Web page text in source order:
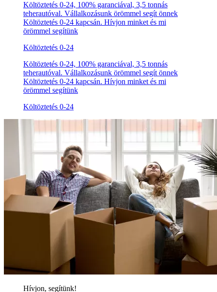
Költöztetés 0-24, 100% garanciával, 3,5 tonnás
teherautóval. Vállalkozásunk örömmel segít önnek
Költöztetés 0-24 kapcsán. Hívjon minket és mi
örömmel segítünk
Költöztetés 0-24
Költöztetés 0-24, 100% garanciával, 3,5 tonnás
teherautóval. Vállalkozásunk örömmel segít önnek
Költöztetés 0-24 kapcsán. Hívjon minket és mi
örömmel segítünk
Költöztetés 0-24
Hívjon, segítünk!